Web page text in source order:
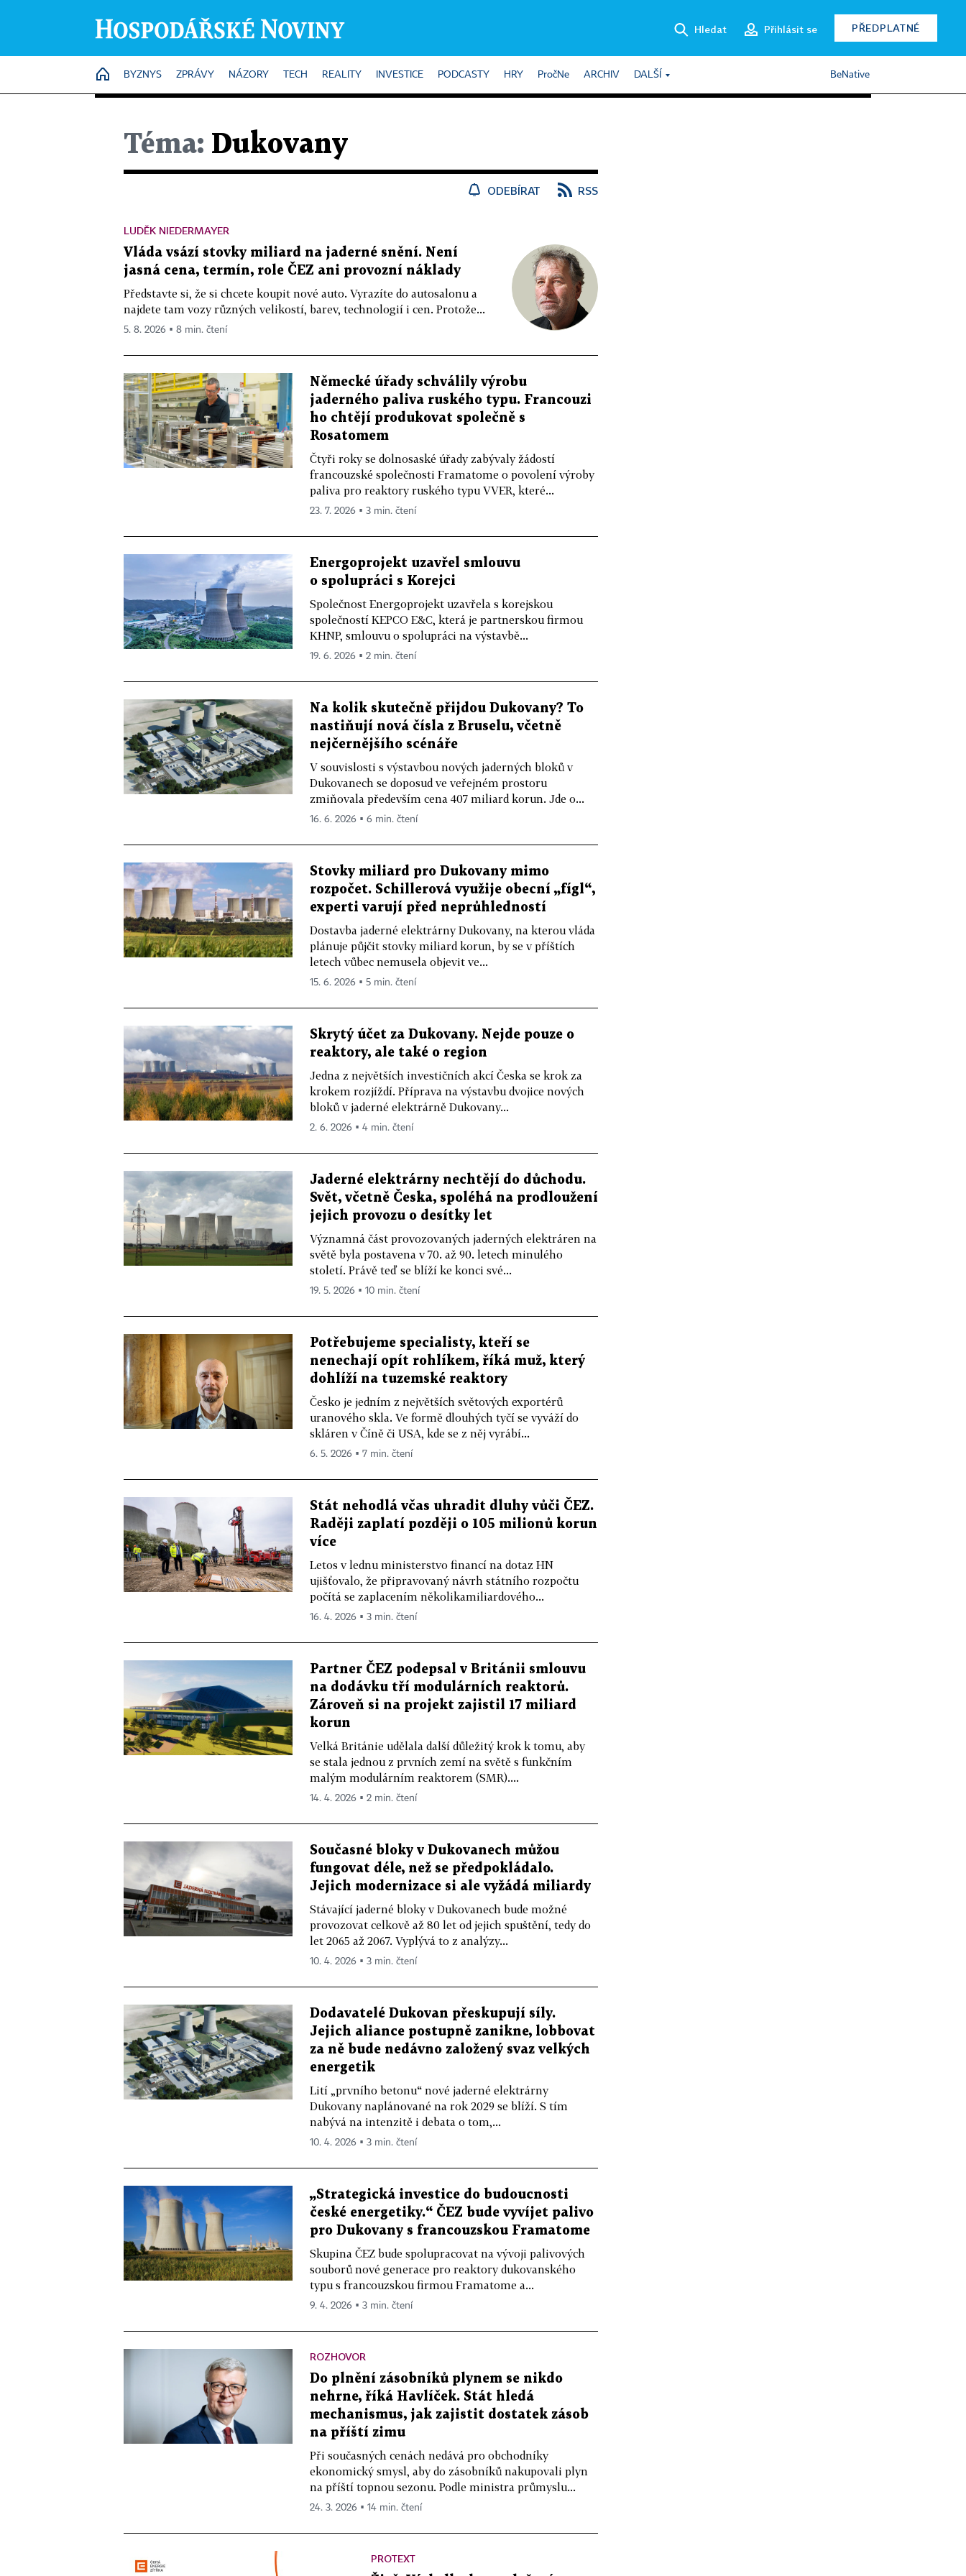
Hledat Přihlásit se PŘEDPLATNÉ
HOME
BYZNYS ZPRÁVY NÁZORY TECH REALITY INVESTICE PODCASTY HRY PročNe ARCHIV DALŠÍ BeNative
Téma: Dukovany
ODEBÍRAT RSS
LUDĚK NIEDERMAYER
Vláda vsází stovky miliard na jaderné snění. Není
jasná cena, termín, role ČEZ ani provozní náklady
Představte si, že si chcete koupit nové auto. Vyrazíte do autosalonu a
najdete tam vozy různých velikostí, barev, technologií i cen. Protože...
5. 8. 2026 ▪ 8 min. čtení
Německé úřady schválily výrobu
jaderného paliva ruského typu. Francouzi
ho chtějí produkovat společně s
Rosatomem
Čtyři roky se dolnosaské úřady zabývaly žádostí
francouzské společnosti Framatome o povolení výroby
paliva pro reaktory ruského typu VVER, které...
23. 7. 2026 ▪ 3 min. čtení
Energoprojekt uzavřel smlouvu
o spolupráci s Korejci
Společnost Energoprojekt uzavřela s korejskou
společností KEPCO E&C, která je partnerskou firmou
KHNP, smlouvu o spolupráci na výstavbě...
19. 6. 2026 ▪ 2 min. čtení
Na kolik skutečně přijdou Dukovany? To
nastiňují nová čísla z Bruselu, včetně
nejčernějšího scénáře
V souvislosti s výstavbou nových jaderných bloků v
Dukovanech se doposud ve veřejném prostoru
zmiňovala především cena 407 miliard korun. Jde o...
16. 6. 2026 ▪ 6 min. čtení
Stovky miliard pro Dukovany mimo
rozpočet. Schillerová využije obecní „fígl“,
experti varují před neprůhledností
Dostavba jaderné elektrárny Dukovany, na kterou vláda
plánuje půjčit stovky miliard korun, by se v příštích
letech vůbec nemusela objevit ve...
15. 6. 2026 ▪ 5 min. čtení
Skrytý účet za Dukovany. Nejde pouze o
reaktory, ale také o region
Jedna z největších investičních akcí Česka se krok za
krokem rozjíždí. Příprava na výstavbu dvojice nových
bloků v jaderné elektrárně Dukovany...
2. 6. 2026 ▪ 4 min. čtení
Jaderné elektrárny nechtějí do důchodu.
Svět, včetně Česka, spoléhá na prodloužení
jejich provozu o desítky let
Významná část provozovaných jaderných elektráren na
světě byla postavena v 70. až 90. letech minulého
století. Právě teď se blíží ke konci své...
19. 5. 2026 ▪ 10 min. čtení
Potřebujeme specialisty, kteří se
nenechají opít rohlíkem, říká muž, který
dohlíží na tuzemské reaktory
Česko je jedním z největších světových exportérů
uranového skla. Ve formě dlouhých tyčí se vyváží do
skláren v Číně či USA, kde se z něj vyrábí...
6. 5. 2026 ▪ 7 min. čtení
Stát nehodlá včas uhradit dluhy vůči ČEZ.
Raději zaplatí později o 105 milionů korun
více
Letos v lednu ministerstvo financí na dotaz HN
ujišťovalo, že připravovaný návrh státního rozpočtu
počítá se zaplacením několikamiliardového...
16. 4. 2026 ▪ 3 min. čtení
Partner ČEZ podepsal v Británii smlouvu
na dodávku tří modulárních reaktorů.
Zároveň si na projekt zajistil 17 miliard
korun
Velká Británie udělala další důležitý krok k tomu, aby
se stala jednou z prvních zemí na světě s funkčním
malým modulárním reaktorem (SMR)....
14. 4. 2026 ▪ 2 min. čtení
Současné bloky v Dukovanech můžou
fungovat déle, než se předpokládalo.
Jejich modernizace si ale vyžádá miliardy
Stávající jaderné bloky v Dukovanech bude možné
provozovat celkově až 80 let od jejich spuštění, tedy do
let 2065 až 2067. Vyplývá to z analýzy...
10. 4. 2026 ▪ 3 min. čtení
Dodavatelé Dukovan přeskupují síly.
Jejich aliance postupně zanikne, lobbovat
za ně bude nedávno založený svaz velkých
energetik
Lití „prvního betonu“ nové jaderné elektrárny
Dukovany naplánované na rok 2029 se blíží. S tím
nabývá na intenzitě i debata o tom,...
10. 4. 2026 ▪ 3 min. čtení
„Strategická investice do budoucnosti
české energetiky.“ ČEZ bude vyvíjet palivo
pro Dukovany s francouzskou Framatome
Skupina ČEZ bude spolupracovat na vývoji palivových
souborů nové generace pro reaktory dukovanského
typu s francouzskou firmou Framatome a...
9. 4. 2026 ▪ 3 min. čtení
ROZHOVOR
Do plnění zásobníků plynem se nikdo
nehrne, říká Havlíček. Stát hledá
mechanismus, jak zajistit dostatek zásob
na příští zimu
Při současných cenách nedává pro obchodníky
ekonomický smysl, aby do zásobníků nakupovali plyn
na příští topnou sezonu. Podle ministra průmyslu...
24. 3. 2026 ▪ 14 min. čtení
PROTEXT